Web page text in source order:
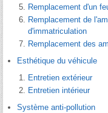
Remplacement d'un
Remplacement de
d'immatriculation
Remplacement des
Esthétique du véhicule
Entretien extérieur
Entretien intérieur
Système anti-pollution